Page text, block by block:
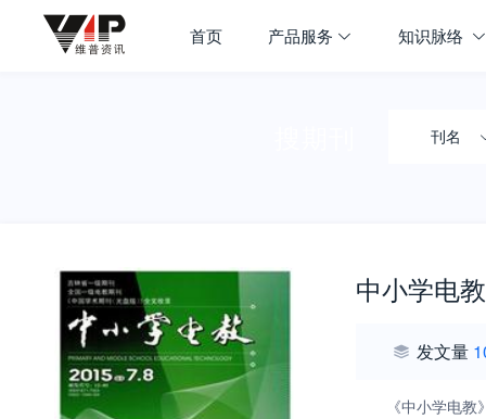
首页 产品服务 知识脉络
刊名
中小学电
发文量
《中小学电